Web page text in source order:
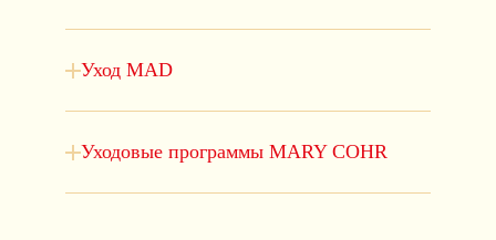
Уход MAD
Уходовые программы MARY COHR